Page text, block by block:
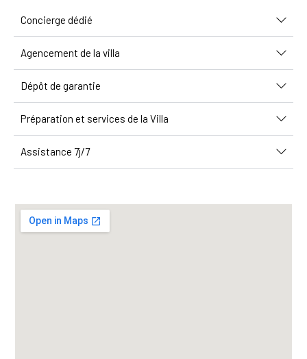
Concierge dédié
Agencement de la villa
Dépôt de garantie
Préparation et services de la Villa
Assistance 7j/7